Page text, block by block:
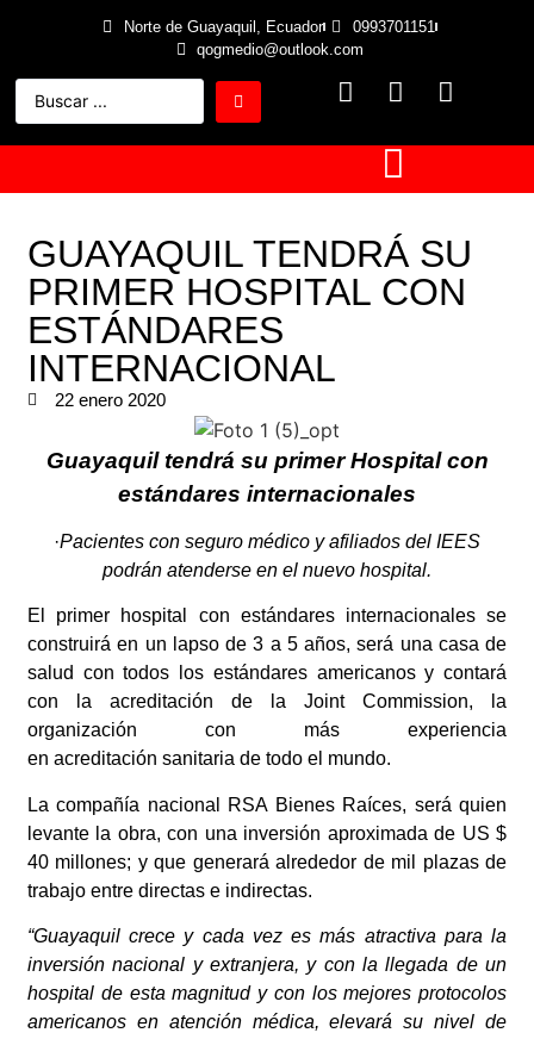
Norte de Guayaquil, Ecuador
0993701151
qogmedio@outlook.com
GUAYAQUIL TENDRÁ SU
PRIMER HOSPITAL CON
ESTÁNDARES
INTERNACIONAL
22 enero 2020
Guayaquil tendrá su primer Hospital con
estándares internacionales
·Pacientes con seguro médico y afiliados del IEES
podrán atenderse en el nuevo hospital.
El primer hospital con estándares internacionales se
construirá en un lapso de 3 a 5 años, será una casa de
salud con todos los estándares americanos y contará
con la acreditación de la Joint Commission,
la
organización con más experiencia
en acreditación sanitaria de todo el mundo.
La compañía nacional RSA Bienes Raíces, será quien
levante la obra, con una inversión aproximada de US $
40 millones; y que generará alrededor de mil plazas de
trabajo entre directas e indirectas.
“Guayaquil crece y cada vez es más atractiva para la
inversión nacional y extranjera, y con la llegada de un
hospital de esta magnitud y con los mejores protocolos
americanos en atención médica, elevará su nivel de